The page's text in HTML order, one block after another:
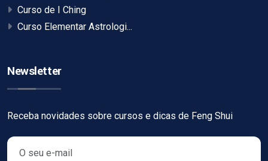
Curso de I Ching
Curso Elementar Astrologi...
Newsletter
Receba novidades sobre cursos e dicas de Feng Shui